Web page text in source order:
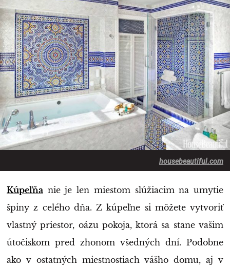
housebeautiful.com
Kúpeľňa nie je len miestom slúžiacim na umytie
špiny z celého dňa. Z kúpeľne si môžete vytvoriť
vlastný priestor, oázu pokoja, ktorá sa stane vašim
útočiskom pred zhonom všedných dní. Podobne
ako v ostatných miestnostiach vášho domu, aj v